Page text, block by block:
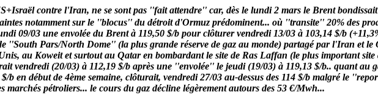
contre l'Iran, ne se sont pas ''fait attendre'' car, dès le lundi 2 mars le Brent
notamment sur le ''blocus'' du détroit d'Ormuz prédominent... où ''transite'' 20% des
09/03 une envolée du Brent à 119,50 $/b pour clôturer vendredi 13/03 à 103,14 $/b
''South Pars/North Dome'' (la plus grande réserve de gaz au monde) partagé par l'Iran et
au Koweit et surtout au Qatar en bombardant le site de Ras Laffan (le plus important
vendredi (20/03) à 112,19 $/b après une ''envolée'' le jeudi (19/03) à 119,13 $/b.. quant
$/b en début de 4ème semaine, clôturait, vendredi 27/03 au-dessus des 114 $/b malgré le
pétroliers... le cours du gaz décline légèrement autours des 53 €/Mwh...